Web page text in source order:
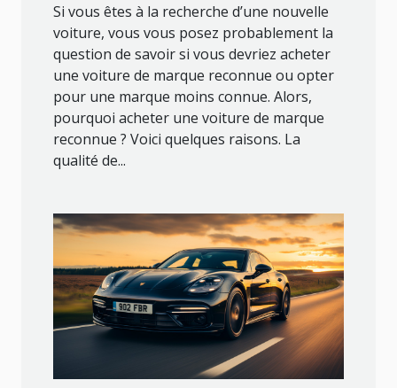
Si vous êtes à la recherche d’une nouvelle
voiture, vous vous posez probablement la
question de savoir si vous devriez acheter
une voiture de marque reconnue ou opter
pour une marque moins connue. Alors,
pourquoi acheter une voiture de marque
reconnue ? Voici quelques raisons. La
qualité de...